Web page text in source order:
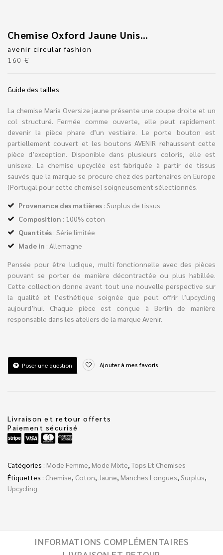
Chemise Oxford Jaune Unisexe
avenir circular fashion
160 €
Guide des tailles
La chemise Maria Oversize jaune présente une coupe droite et un
col structuré. Fermée comme ouverte, elle peut rapidement
devenir la pièce phare d’un vestiaire. Le porte bouton est
partiellement couvert et les boutons AVENIR rehaussent cette
pièce d’exception. Disponible dans plusieurs coloris, elle est
unisexe. La chemise upcyclée est fabriquée à partir de tissus
sauvés que la marque se procure chez des partenaires en Europe
(Portugal pour cette chemise) soigneusement sélectionnés.
Provenance des matières : Surplus de tissus
Composition : 100% coton
Quantités : Série limitée
Made in : Allemagne
Pensée pour être ludique, multi fonctionnelle avec des pièces
pouvant se porter de manière décontractée ou plus habillée.
Cette collection donne avant tout une nouvelle perspective sur
la qualité et l’esthétique soignée que peut offrir l’upcycling
aujourd’hui. Chaque pièce est conçue à Berlin de manière
responsable dans les ateliers de la marque Avenir.
Poser une question Ajouter à mes favoris
Livraison et retour offerts
Paiement sécurisé
Catégories : Mode Femme Mode Mixte Tops Et Chemises
Étiquettes : Chemise Coton Jaune Manches Longues Surplus
Upcycling
INFORMATIONS COMPLÉMENTAIRES